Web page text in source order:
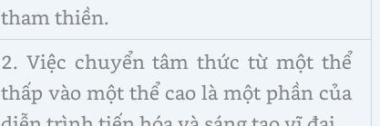
tham thiền.
2. Việc chuyển tâm thức từ một thể
thấp vào một thể cao là một phần của